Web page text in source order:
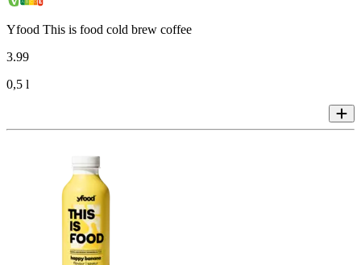
Yfood This is food cold brew coffee
3.99
0,5 l